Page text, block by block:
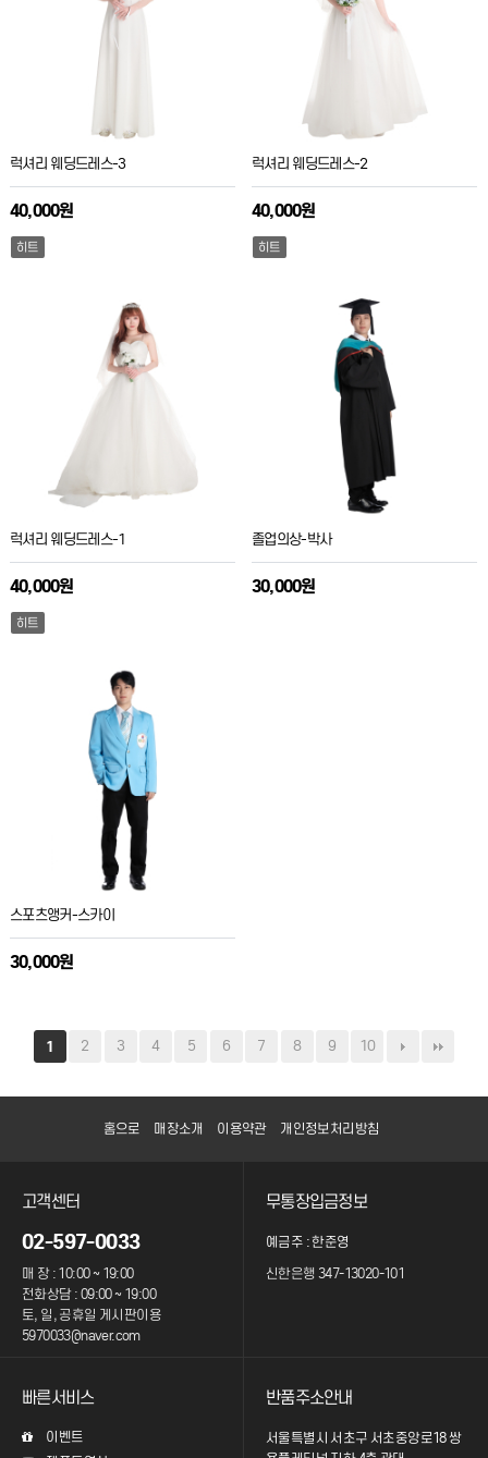
럭셔리 웨딩드레스-3
40,000원
히트
럭셔리 웨딩드레스-2
40,000원
히트
럭셔리 웨딩드레스-1
40,000원
히트
졸업의상-박사
30,000원
스포츠앵커-스카이
30,000원
1 2 3 4 5 6 7 8 9 10
홈으로 매장소개 이용약관 개인정보처리방침
고객센터
02-597-0033
매 장 : 10:00 ~ 19:00
전화상담 : 09:00 ~ 19:00
토, 일, 공휴일 게시판이용
5970033@naver.com
무통장입금정보
예금주 : 한준영
신한은행 347-13020-101
빠른서비스
이벤트
반품주소안내
서울특별시 서초구 서초중앙로18 쌍